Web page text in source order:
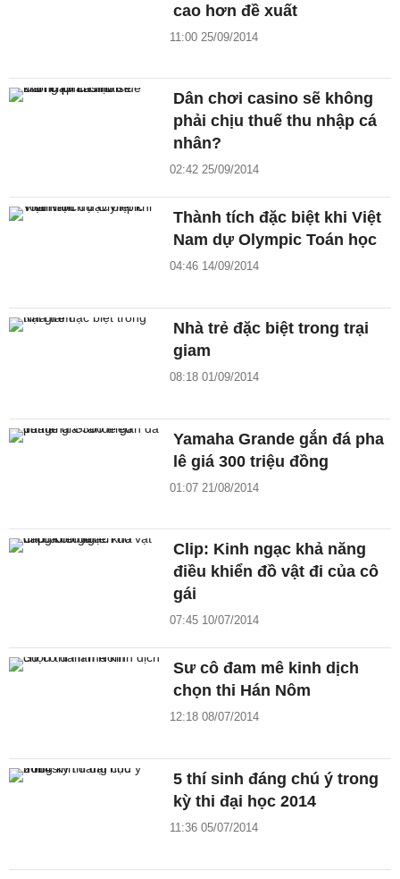
cao hơn đề xuất
11:00 25/09/2014
Dân chơi casino sẽ không
phải chịu thuế thu nhập cá
nhân?
02:42 25/09/2014
Thành tích đặc biệt khi Việt
Nam dự Olympic Toán học
04:46 14/09/2014
Nhà trẻ đặc biệt trong trại
giam
08:18 01/09/2014
Yamaha Grande gắn đá pha
lê giá 300 triệu đồng
01:07 21/08/2014
Clip: Kinh ngạc khả năng
điều khiển đồ vật đi của cô
gái
07:45 10/07/2014
Sư cô đam mê kinh dịch
chọn thi Hán Nôm
12:18 08/07/2014
5 thí sinh đáng chú ý trong
kỳ thi đại học 2014
11:36 05/07/2014